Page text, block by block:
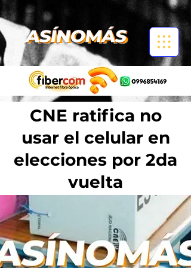
CNE ratifica no
usar el celular en
elecciones por 2da
vuelta